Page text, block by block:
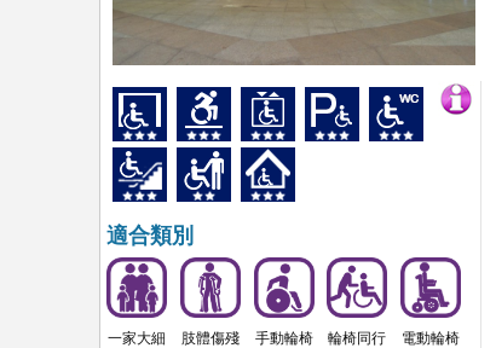
適合類別
一家大細 肢體傷殘 手動輪椅 輪椅同行 電動輪椅